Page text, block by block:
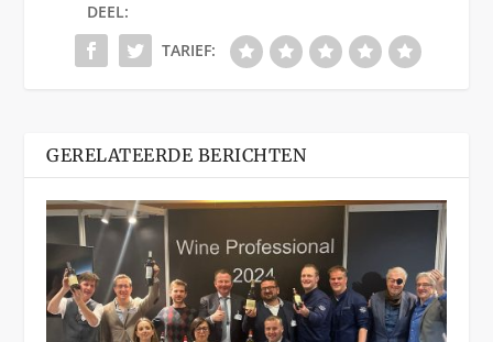
DEEL:
TARIEF:
GERELATEERDE BERICHTEN